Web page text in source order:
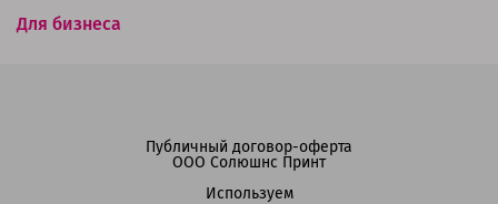
Для бизнеса
Публичный договор-оферта
ООО Солюшнс Принт
Используем